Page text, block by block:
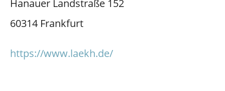
Hanauer Landstraße 152
60314 Frankfurt
https://www.laekh.de/